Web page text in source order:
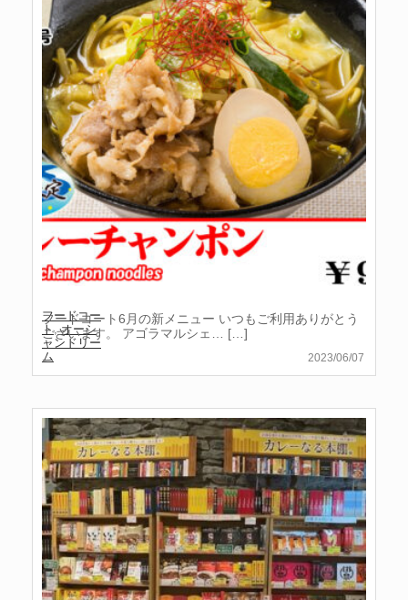
2023/06/07
フードコー
ト,オーシ
ャンドリー
ム
フードコート6月の新メニュー いつもご利用ありがとう
ございます。 アゴラマルシェ… […]